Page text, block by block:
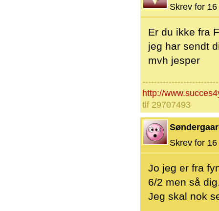
Skrev for
Er du ikke fra
jeg har sendt
mvh jesper
http://
tlf 29707493
Skrev for
Jo jeg er fra
6/2 men så
Jeg skal nok